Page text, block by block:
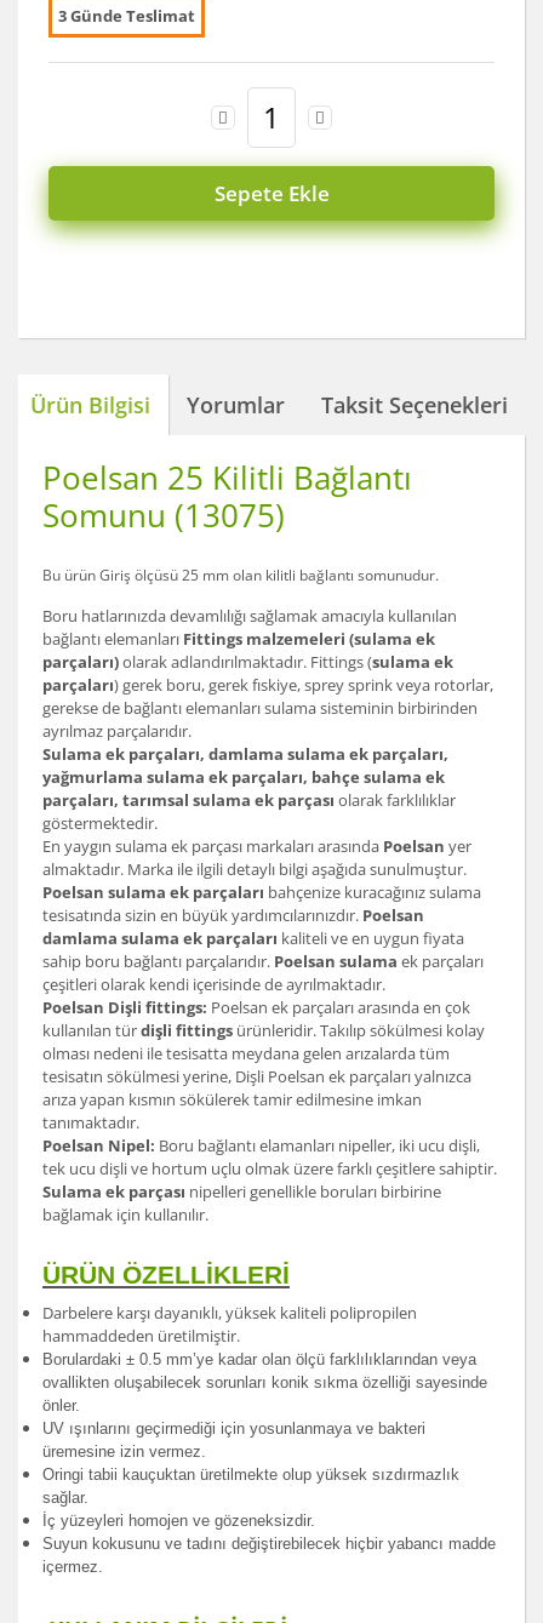
3 Günde Teslimat
Sepete Ekle
Ürün Bilgisi Yorumlar Taksit Seçenekleri
Poelsan 25 Kilitli Bağlantı
Somunu (13075)
Bu ürün Giriş ölçüsü 25 mm olan kilitli bağlantı somunudur.
Boru hatlarınızda devamlılığı sağlamak amacıyla kullanılan
bağlantı elemanları Fittings malzemeleri (sulama ek
parçaları)olarak adlandırılmaktadır. Fittings (sulama ek
parçaları) gerek boru, gerek fıskiye, sprey sprink veya rotorlar,
gerekse de bağlantı elemanları sulama sisteminin birbirinden
ayrılmaz parçalarıdır.
Sulama ek parçaları, damlama sulama ek parçaları,
yağmurlama sulama ek parçaları, bahçe sulama ek
parçaları, tarımsal sulama ek parçası olarak farklılıklar
göstermektedir.
En yaygın sulama ek parçası markaları arasında Poelsan yer
almaktadır. Marka ile ilgili detaylı bilgi aşağıda sunulmuştur.
Poelsan sulama ek parçaları bahçenize kuracağınız sulama
tesisatında sizin en büyük yardımcılarınızdır. Poelsan
damlama sulama ek parçaları kaliteli ve en uygun fiyata
sahip boru bağlantı parçalarıdır. Poelsan sulama ek parçaları
çeşitleri olarak kendi içerisinde de ayrılmaktadır.
Poelsan Dişli fittings: Poelsan ek parçaları arasında en çok
kullanılan türdişli fittings ürünleridir. Takılıp sökülmesi kolay
olması nedeni ile tesisatta meydana gelen arızalarda tüm
tesisatın sökülmesi yerine, Dişli Poelsan ek parçaları yalnızca
arıza yapan kısmın sökülerek tamir edilmesine imkan
tanımaktadır.
Poelsan Nipel: Boru bağlantı elamanları nipeller, iki ucu dişli,
tek ucu dişli ve hortum uçlu olmak üzere farklı çeşitlere sahiptir.
Sulama ek parçası nipelleri genellikle boruları birbirine
bağlamak için kullanılır.
ÜRÜN ÖZELLİKLERİ
Darbelere karşı dayanıklı, yüksek kaliteli polipropilen
hammaddeden üretilmiştir.
Borulardaki ± 0.5 mm’ye kadar olan ölçü farklılıklarından veya
ovallikten oluşabilecek sorunları konik sıkma özelliği sayesinde
önler.
UV ışınlarını geçirmediği için yosunlanmaya ve bakteri
üremesine izin vermez.
Oringi tabii kauçuktan üretilmekte olup yüksek sızdırmazlık
sağlar.
İç yüzeyleri homojen ve gözeneksizdir.
Suyun kokusunu ve tadını değiştirebilecek hiçbir yabancı madde
içermez.